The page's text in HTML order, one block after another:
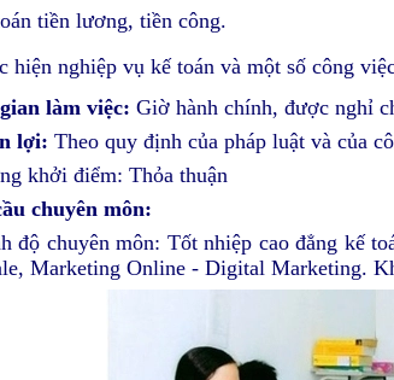
tiền lương, tiền công.
hiện nghiệp vụ kế toán và một số công
làm việc: Giờ hành chính, được nghỉ
lợi: Theo quy định của pháp luật và của
khởi điểm: Thỏa thuận
chuyên môn:
độ chuyên môn: Tốt nhiệp cao đẳng kế
Marketing Online - Digital Marketing.